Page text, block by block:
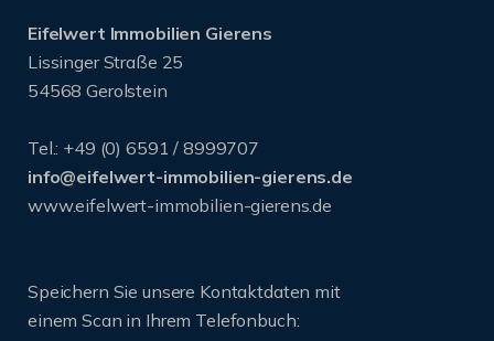
Eifelwert Immobilien Gierens
Lissinger Straße 25
54568 Gerolstein
Tel.: +49 (0) 6591 / 8999707
info@eifelwert-immobilien-gierens.de
www.eifelwert-immobilien-gierens.de
Speichern Sie unsere Kontaktdaten mit
einem Scan in Ihrem Telefonbuch: